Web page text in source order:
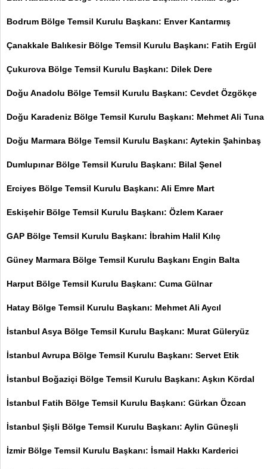
Bodrum Bölge Temsil Kurulu Başkanı: Enver Kantarmış
Çanakkale Balıkesir Bölge Temsil Kurulu Başkanı: Fatih Ergül
Çukurova Bölge Temsil Kurulu Başkanı: Dilek Dere
Doğu Anadolu Bölge Temsil Kurulu Başkanı: Cevdet Özgökçe
Doğu Karadeniz Bölge Temsil Kurulu Başkanı: Mehmet Ali Tuna
Doğu Marmara Bölge Temsil Kurulu Başkanı: Aytekin Şahinbaş
Dumlupınar Bölge Temsil Kurulu Başkanı: Bilal Şenel
Erciyes Bölge Temsil Kurulu Başkanı: Ali Emre Mart
Eskişehir Bölge Temsil Kurulu Başkanı: Özlem Karaer
GAP Bölge Temsil Kurulu Başkanı: İbrahim Halil Kılıç
Güney Marmara Bölge Temsil Kurulu Başkanı Engin Balta
Harput Bölge Temsil Kurulu Başkanı: Cuma Gülnar
Hatay Bölge Temsil Kurulu Başkanı: Mehmet Ali Aycıl
İstanbul Asya Bölge Temsil Kurulu Başkanı: Murat Güleryüz
İstanbul Avrupa Bölge Temsil Kurulu Başkanı: Servet Etik
İstanbul Boğaziçi Bölge Temsil Kurulu Başkanı: Aşkın Kördal
İstanbul Fatih Bölge Temsil Kurulu Başkanı: Gürkan Özcan
İstanbul Şişli Bölge Temsil Kurulu Başkanı: Aylin Güneşli
İzmir Bölge Temsil Kurulu Başkanı: İsmail Hakkı Karderici